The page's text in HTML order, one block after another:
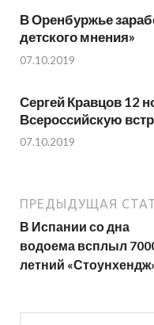
В Оренбуржье
детского мнения»
07.10.2019
Сергей Кравцов 12
Всероссийскую
07.10.2019
ПРЕДЫДУЩАЯ
В Испании со дна
водоема всплыл
летний